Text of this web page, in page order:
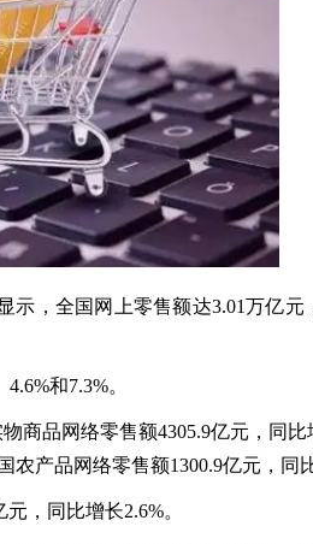
，全国网上零售额达3.01万亿元
和7.3%。
商品网络零售额4305.9亿元，同
产品网络零售额1300.9亿元，同
，同比增长2.6%。